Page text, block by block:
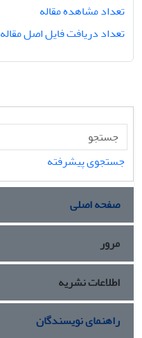
تعداد مشاهده مقاله
تعداد دریافت فایل اصل مقاله
جستجوی پیشرفته
صفحه اصلی
مرور
اطلاعات نشریه
راهنمای نویسندگان